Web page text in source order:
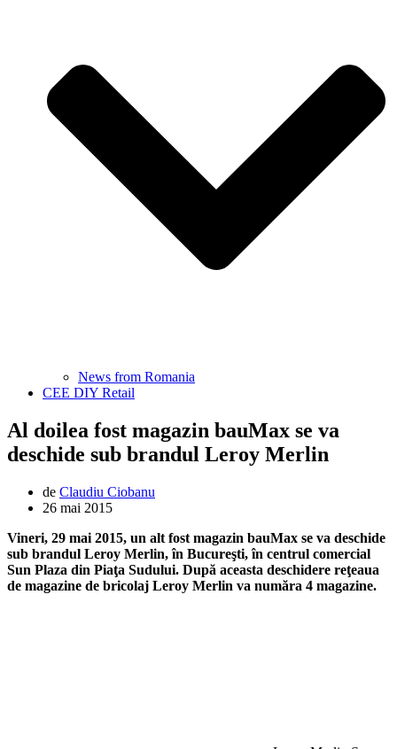
News from Romania
CEE DIY Retail
Al doilea fost magazin bauMax se va
deschide sub brandul Leroy Merlin
de Claudiu Ciobanu
26 mai 2015
Vineri, 29 mai 2015, un alt fost magazin bauMax se va deschide
sub brandul Leroy Merlin, în Bucureşti, în centrul comercial
Sun Plaza din Piaţa Sudului. După aceasta deschidere reţeaua
de magazine de bricolaj Leroy Merlin va număra 4 magazine.